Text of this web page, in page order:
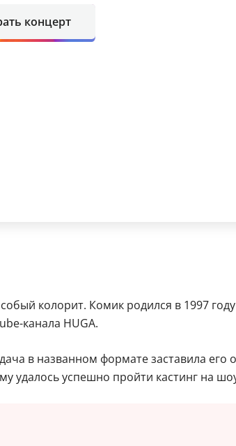
концерт
колорит. Комик родился в 1997
канала HUGA.
в названном формате заставила его
удалось успешно пройти кастинг на